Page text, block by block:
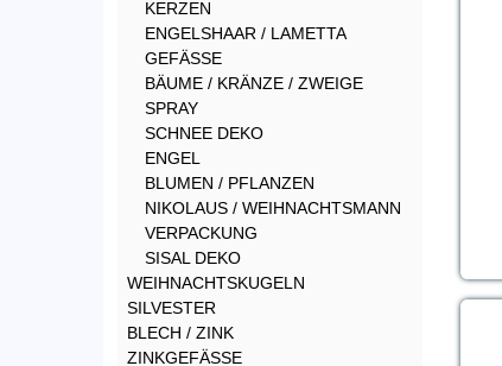
KERZEN
ENGELSHAAR / LAMETTA
GEFÄSSE
BÄUME / KRÄNZE / ZWEIGE
SPRAY
SCHNEE DEKO
ENGEL
BLUMEN / PFLANZEN
NIKOLAUS / WEIHNACHTSMANN
VERPACKUNG
SISAL DEKO
WEIHNACHTSKUGELN
SILVESTER
BLECH / ZINK
ZINKGEFÄSSE